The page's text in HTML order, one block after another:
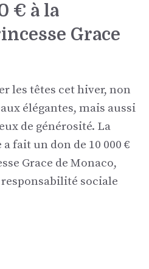
€ à la
Grace
les têtes cet hiver, non
élégantes, mais aussi
de générosité. La
fait un don de 10 000 €
Grace de Monaco,
sociale